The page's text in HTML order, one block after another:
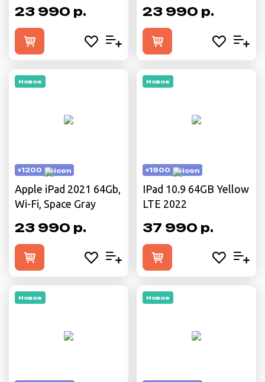
23 990 р. 23 990 р.
+1200
Новое
Apple iPad 2021 64Gb,
Wi-Fi, Space Gray
23 990 р.
+1900
Новое
IPad 10.9 64GB Yellow
LTE 2022
37 990 р.
Новое Новое